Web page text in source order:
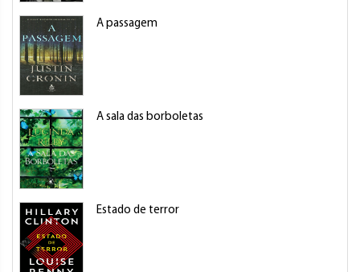
A passagem
A sala das borboletas
Estado de terror